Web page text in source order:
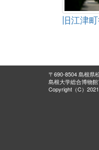
旧江津
〒690-8504 島根県
島根大学総合博物
Copyright（C）